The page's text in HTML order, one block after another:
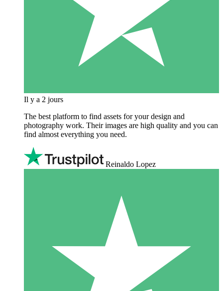
Il y a 2 jours
The best platform to find assets for your design and
photography work. Their images are high quality and you can
find almost everything you need.
Reinaldo Lopez